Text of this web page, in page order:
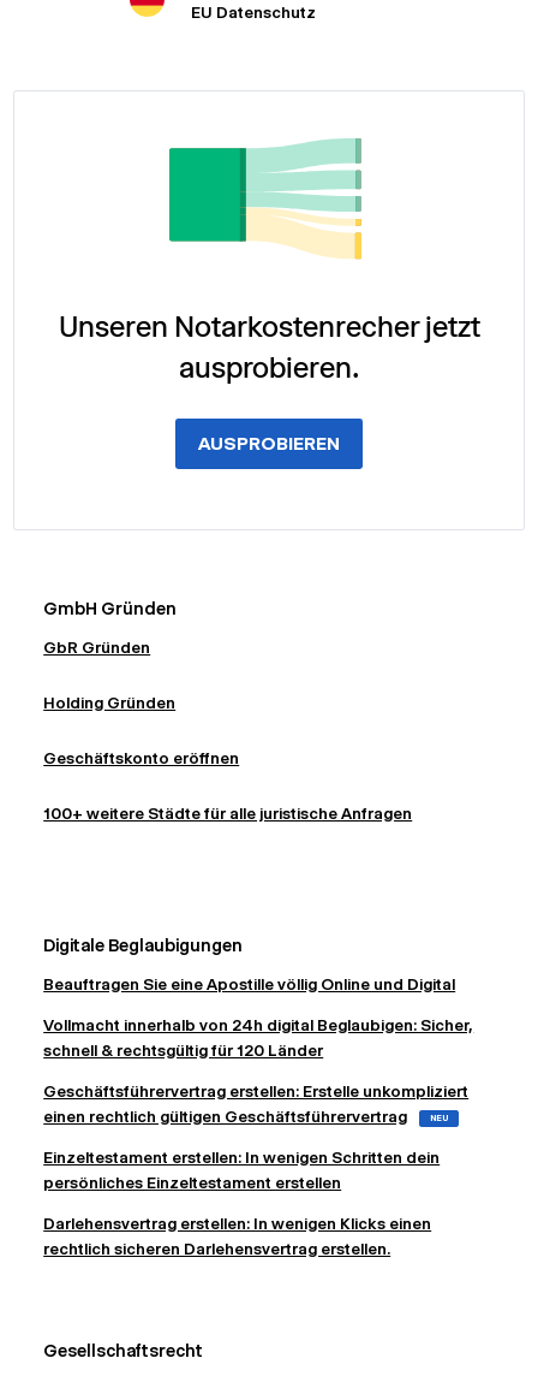
EU Datenschutz
Unseren Notarkostenrecher jetzt
ausprobieren.
AUSPROBIEREN
GmbH Gründen
GbR Gründen
Holding Gründen
Geschäftskonto eröffnen
100+ weitere Städte für alle juristische Anfragen
Digitale Beglaubigungen
Beauftragen Sie eine Apostille völlig Online und Digital
Vollmacht innerhalb von 24h digital Beglaubigen: Sicher,
schnell & rechtsgültig für 120 Länder
Geschäftsführervertrag erstellen: Erstelle unkompliziert
einen rechtlich gültigen Geschäftsführervertrag
NEU
Einzeltestament erstellen: In wenigen Schritten dein
persönliches Einzeltestament erstellen
Darlehensvertrag erstellen: In wenigen Klicks einen
rechtlich sicheren Darlehensvertrag erstellen.
Gesellschaftsrecht